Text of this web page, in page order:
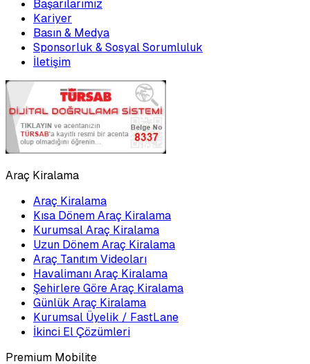
Başarılarımız
Kariyer
Basın & Medya
Sponsorluk & Sosyal Sorumluluk
İletişim
Araç Kiralama
Araç Kiralama
Kısa Dönem Araç Kiralama
Kurumsal Araç Kiralama
Uzun Dönem Araç Kiralama
Araç Tanıtım Videoları
Havalimanı Araç Kiralama
Şehirlere Göre Araç Kiralama
Günlük Araç Kiralama
Kurumsal Üyelik / FastLane
İkinci El Çözümleri
Premium Mobilite